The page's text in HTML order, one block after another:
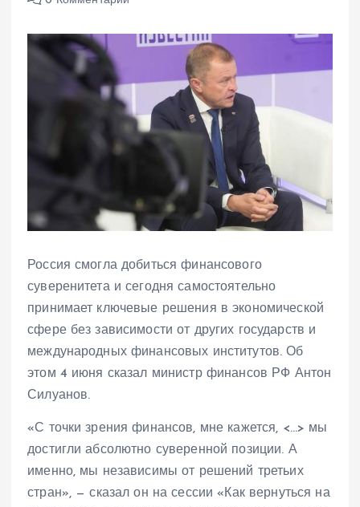
Россия смогла добиться финансового
суверенитета и сегодня самостоятельно
принимает ключевые решения в экономической
сфере без зависимости от других государств и
международных финансовых институтов. Об
этом 4 июня сказал министр финансов РФ Антон
Силуанов.
«С точки зрения финансов, мне кажется, <…> мы
достигли абсолютно суверенной позиции. А
именно, мы независимы от решений третьих
стран», — сказал он на сессии «Как вернуться на